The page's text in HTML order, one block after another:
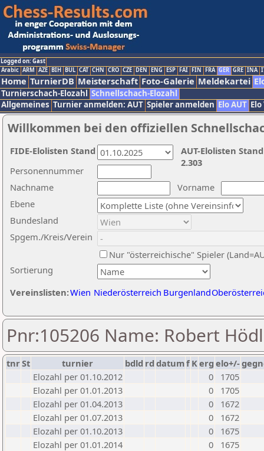
Logged on: Gast
Arabic ARM AZE BIH BUL CAT CHN CRO CZE DEN ENG ESP FAI FIN FRA GER GRE INA
Home TurnierDB Meisterschaft Foto-Galerie Meldekartei
Turnierschach-Elozahl Schnellschach-Elozahl
Allgemeines Turnier anmelden: AUT Spieler anmelden Elo AUT
Willkommen bei den offiziellen
Nachname
Vorname
Ebene
Sortierung
Personennummer
Bundesland
Spgem./Kreis/Verein
Nur "österreichische" Spieler
Vereinslisten:Wien Niederösterreich Burgenland
AUT-Elolisten
2.303
FIDE-Elolisten Stand
Pnr:105206 Name: Robert Hödl
tnrSt turnier bdld rd datumf Kerg elo+/-
Elozahl per 01.10.2012
0
1705
Elozahl per 01.01.2013
0
1705
Elozahl per 01.04.2013
0
1672
Elozahl per 01.07.2013
0
1672
Elozahl per 01.10.2013
0
1675
Elozahl per 01.01.2014
0
1675